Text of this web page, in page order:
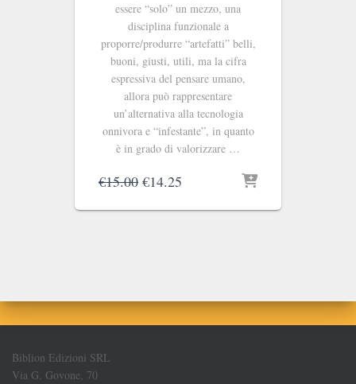
essere “solo” un mezzo, una
disciplina funzionale a
proporre/produrre “artefatti” belli,
buoni, giusti, utili, ma la cifra
espressiva del pensare umano,
allora può rappresentare
un’alternativa alla tecnologia
onnivora e “infestante”, in quanto
è in grado di valorizzare …
€15.00 Il
originale
€14.25
attuale
Biblion Edizioni SRL
Via G. Govone, 70